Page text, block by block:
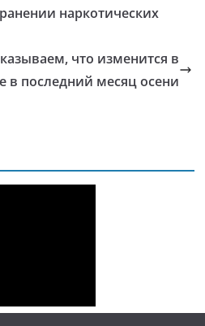
наркотических
что изменится в
в последний месяц осени